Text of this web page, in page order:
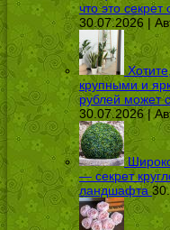
что это
30.07.2026 |
крупными и
рублей может
30.07.2026 |
— секрет
ландшафта